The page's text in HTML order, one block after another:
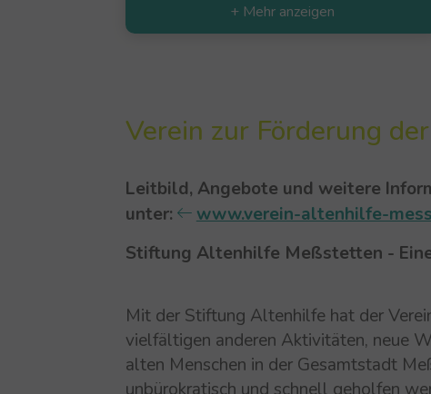
+ Mehr anzeigen
Verein zur Förderung
Leitbild, Angebote und weitere
unter:
www.verein-altenhilfe-
Stiftung Altenhilfe Meßstetten -
Mit der Stiftung Altenhilfe hat der
vielfältigen anderen Aktivitäten, neue
alten Menschen in der Gesamtstadt
unbürokratisch und schnell geholfen